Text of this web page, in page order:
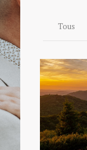
Tous